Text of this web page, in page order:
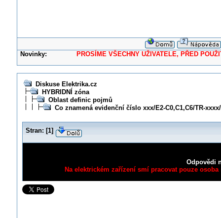
Novinky: PROSÍME VŠECHNY UŽIVATELE, PŘED
Diskuse Elektrika.cz
HYBRIDNÍ zóna
Oblast definic pojmů
Co znamená evidenční číslo xxx/E2-C0,C1,C6/TR-
Stran: [1]
Odpovědi
Na elektrickém zařízení smí pracovat pouze